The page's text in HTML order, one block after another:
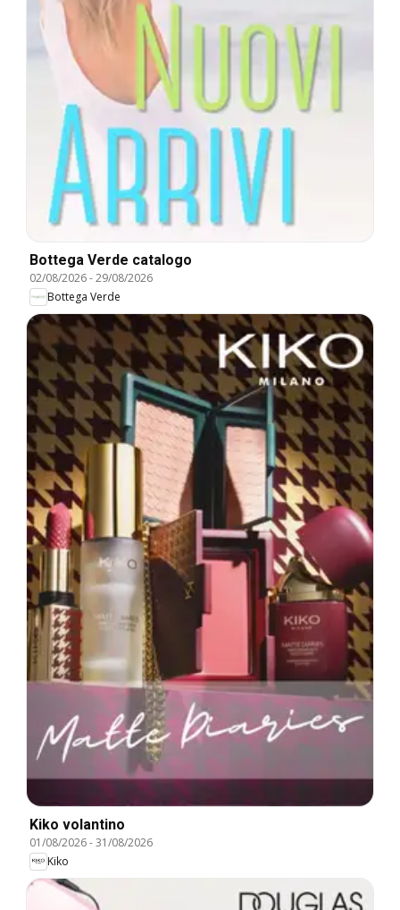
Bottega Verde catalogo
02/08/2026-29/08/2026
Bottega Verde
Kiko volantino
01/08/2026-31/08/2026
Kiko